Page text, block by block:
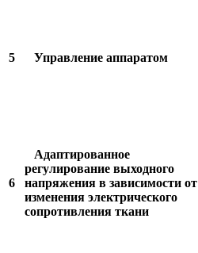
5
Управление аппаратом
6
Адаптированное
регулирование выходного
напряжения в зависимости от
изменения электрического
сопротивления ткани